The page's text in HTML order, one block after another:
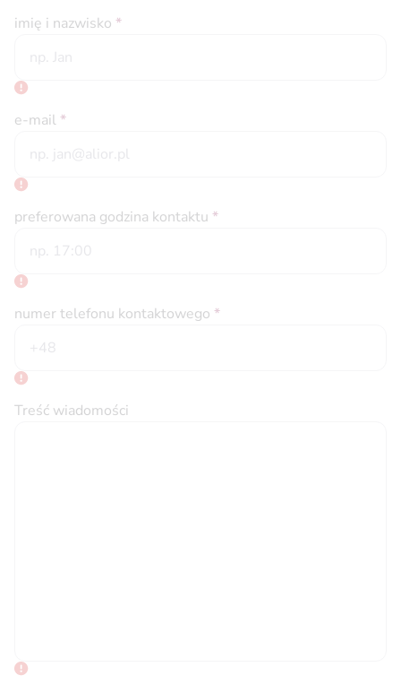
imię i nazwisko *
e-mail*
preferowana godzina kontaktu *
numer telefonu kontaktowego *
Treść wiadomości